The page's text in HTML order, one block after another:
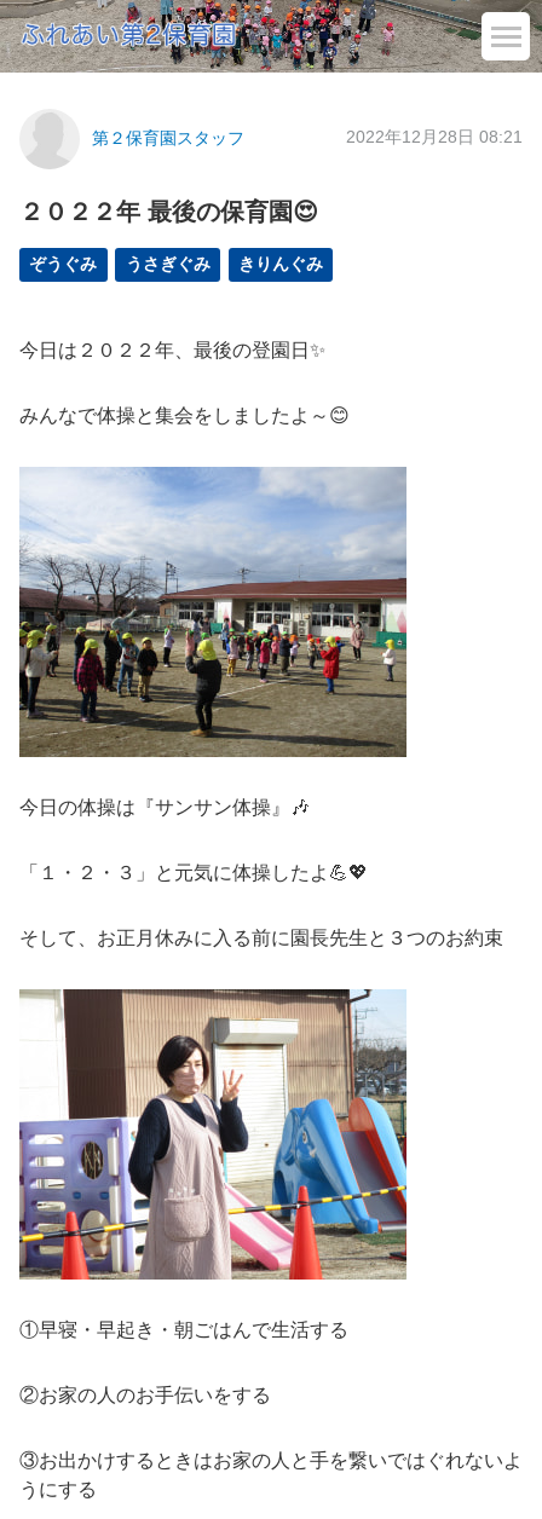
第２保育園スタッフ 2022年12月28日 08:21
２０２２年 最後の保育園😍
ぞうぐみ うさぎぐみ きりんぐみ
今日は２０２２年、最後の登園日✨
みんなで体操と集会をしましたよ～😊
今日の体操は『サンサン体操』🎶
「１・２・３」と元気に体操したよ💪💖
そして、お正月休みに入る前に園長先生と３つのお約束
①早寝・早起き・朝ごはんで生活する
②お家の人のお手伝いをする
③お出かけするときはお家の人と手を繋いではぐれないよ
うにする